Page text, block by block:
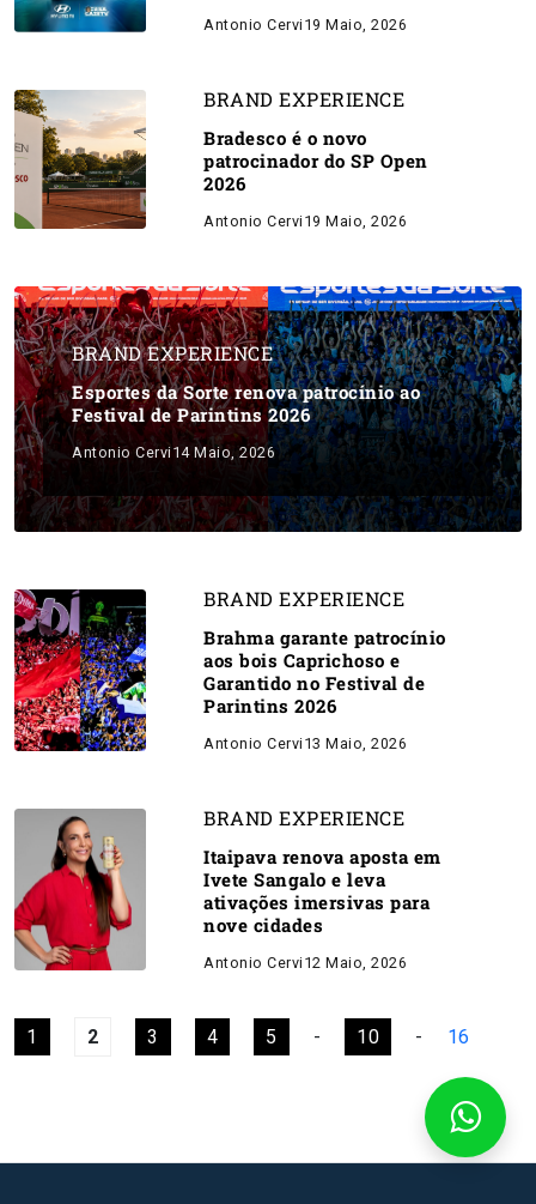
Antonio Cervi 19 Maio, 2026
BRAND EXPERIENCE
Bradesco é o novo
patrocinador do SP Open
2026
Antonio Cervi 19 Maio, 2026
BRAND EXPERIENCE
Esportes da Sorte renova patrocínio ao
Festival de Parintins 2026
Antonio Cervi14 Maio, 2026
BRAND EXPERIENCE
Brahma garante patrocínio
aos bois Caprichoso e
Garantido no Festival de
Parintins 2026
Antonio Cervi 13 Maio, 2026
BRAND EXPERIENCE
Itaipava renova aposta em
Ivete Sangalo e leva
ativações imersivas para
nove cidades
Antonio Cervi 12 Maio, 2026
1 2 3 4 5 - 10 - 16